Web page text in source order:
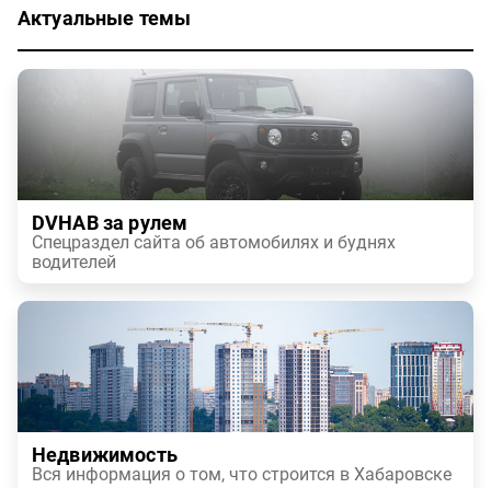
Актуальные темы
DVHAB за рулем
Спецраздел сайта об автомобилях и буднях
водителей
Недвижимость
Вся информация о том, что строится в Хабаровске